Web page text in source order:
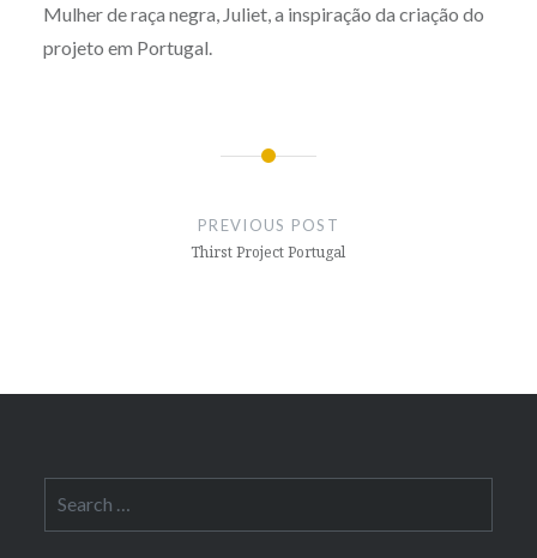
Mulher de raça negra, Juliet, a inspiração da criação do
projeto em Portugal.
PREVIOUS POST
Thirst Project Portugal
for: